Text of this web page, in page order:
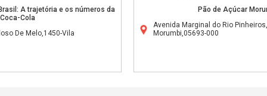
A trajetória e os números da
Coca-Cola
De Melo,1450-Vila
Pão de Açúcar
Avenida Marginal do Rio
Morumbi,05693-000